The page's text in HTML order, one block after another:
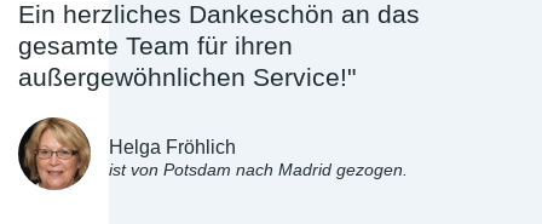
Ein herzliches Dankeschön an das
gesamte Team für ihren
außergewöhnlichen Service!"
Helga Fröhlich
ist von Potsdam nach Madrid gezogen.